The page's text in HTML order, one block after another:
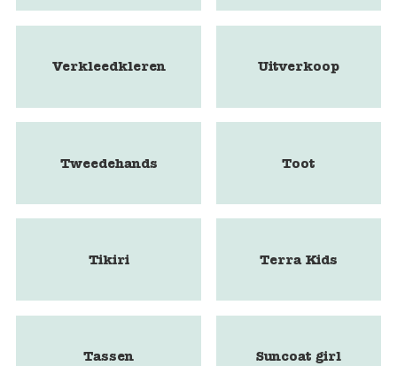
Verkleedkleren Uitverkoop
Tweedehands Toot
Tikiri Terra Kids
Tassen Suncoat girl